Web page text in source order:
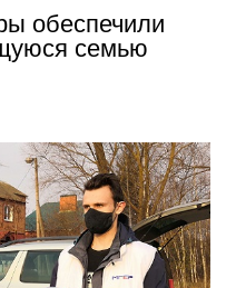
обеспечили
семью